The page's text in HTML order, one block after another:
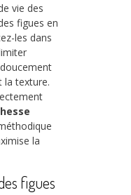
vie des
figues en
les dans
la texture.
la
figues